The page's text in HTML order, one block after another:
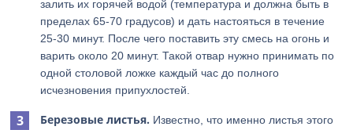
залить их горячей водой (температура и должна быть в
пределах 65-70 градусов) и дать настояться в течение
25-30 минут. После чего поставить эту смесь на огонь и
варить около 20 минут. Такой отвар нужно принимать по
одной столовой ложке каждый час до полного
исчезновения припухлостей.
Березовые листья. Известно, что именно листья этого